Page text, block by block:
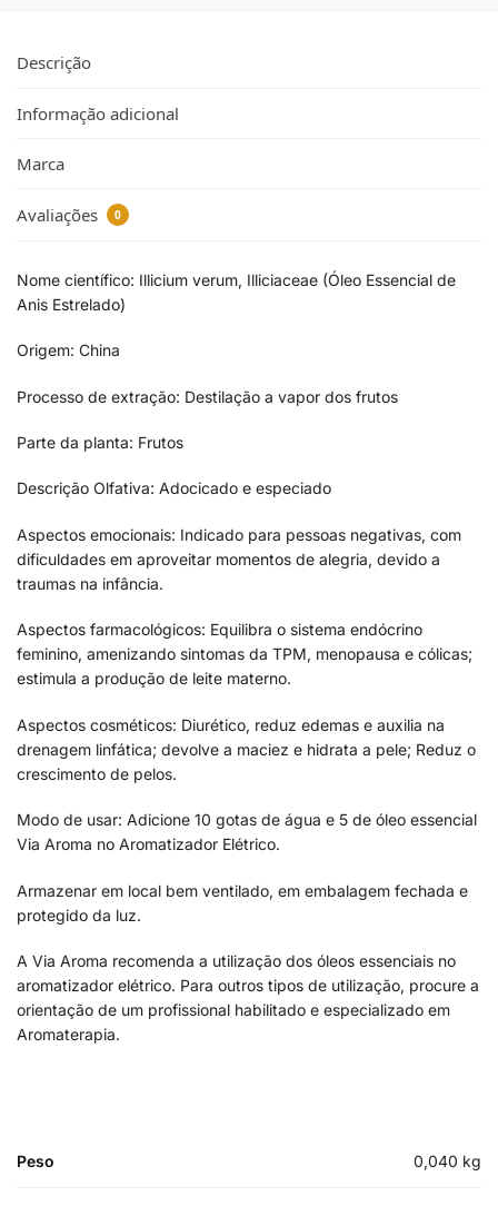
Descrição
Informação adicional
Marca
Avaliações 0
Nome científico: Illicium verum, Illiciaceae (Óleo Essencial de
Anis Estrelado)
Origem: China
Processo de extração: Destilação a vapor dos frutos
Parte da planta: Frutos
Descrição Olfativa: Adocicado e especiado
Aspectos emocionais: Indicado para pessoas negativas, com
dificuldades em aproveitar momentos de alegria, devido a
traumas na infância.
Aspectos farmacológicos: Equilibra o sistema endócrino
feminino, amenizando sintomas da TPM, menopausa e cólicas;
estimula a produção de leite materno.
Aspectos cosméticos: Diurético, reduz edemas e auxilia na
drenagem linfática; devolve a maciez e hidrata a pele; Reduz o
crescimento de pelos.
Modo de usar: Adicione 10 gotas de água e 5 de óleo essencial
Via Aroma no Aromatizador Elétrico.
Armazenar em local bem ventilado, em embalagem fechada e
protegido da luz.
A Via Aroma recomenda a utilização dos óleos essenciais no
aromatizador elétrico. Para outros tipos de utilização, procure a
orientação de um profissional habilitado e especializado em
Aromaterapia.
Peso 0,040 kg